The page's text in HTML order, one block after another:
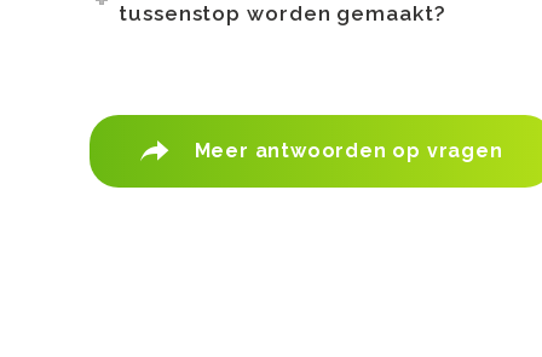
tussenstop worden gemaakt?
Meer antwoorden op vragen